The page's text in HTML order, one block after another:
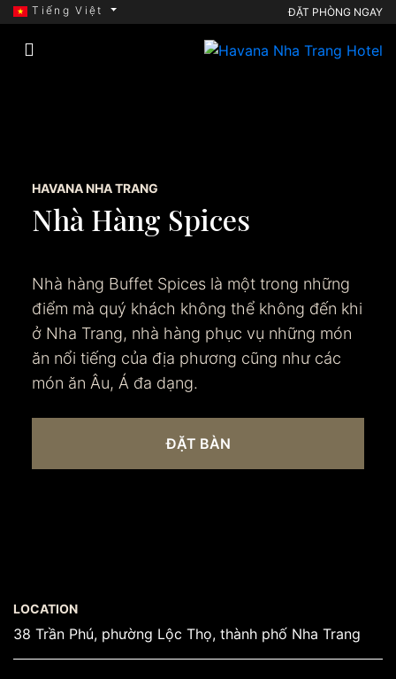
Tiếng Việt ĐẶT PHÒNG NGAY
HAVANA NHA TRANG
Nhà Hàng Spices
Nhà hàng Buffet Spices là một trong những
điểm mà quý khách không thể không đến khi
ở Nha Trang, nhà hàng phục vụ những món
ăn nổi tiếng của địa phương cũng như các
món ăn Âu, Á đa dạng.
ĐẶT BÀN
LOCATION
38 Trần Phú, phường Lộc Thọ, thành phố Nha Trang